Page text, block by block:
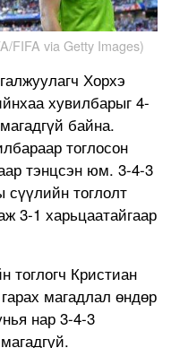
FIFA via Getty Images)
Хорхэ
хувилбарыг 4-
байна.
тоглосон
тэнцсэн юм. 3-4-3
тоглолт
3-1 харьцаатайгаар
тоглогч Кристиан
магадлал өндөр
нар 3-4-3